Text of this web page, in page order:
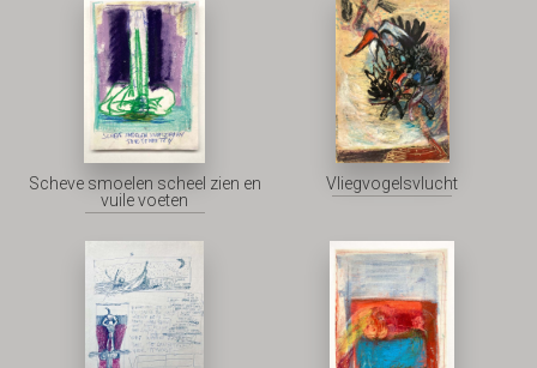
Scheve smoelen scheel zien en
vuile voeten
Vliegvogelsvlucht